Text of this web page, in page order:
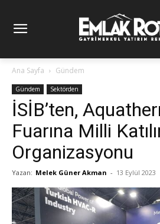
Ana Sayfa Gündem
Gündem Sektörden
İSİB’ten,
Fuarına Milli
Organizasyonu
Yazan: Melek Güner Akman - 13 Eylül 2023